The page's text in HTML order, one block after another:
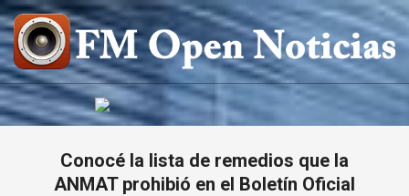
Saltar
al
contenido
FM
OPEN
NOTICIAS
Conocé la lista de remedios que la
ANMAT prohibió en el Boletín Oficial